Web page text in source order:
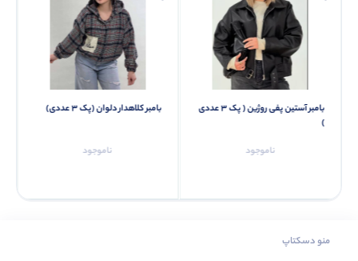
بامبر آستین پفی روژین ( پک 3 عددی
)
ناموجود
بامبر کلاهدار دلوان (پک 3 عددی)
ناموجود
منو دسکتاپ